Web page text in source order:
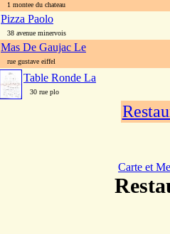
1 montee du chateau
Pizza Paolo
38 avenue minervois
Mas De Gaujac Le
rue gustave eiffel
Table Ronde La
30 rue plo
Carte et